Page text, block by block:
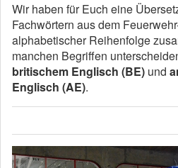
Wir haben für Euch eine
Fachwörtern aus dem
alphabetischer Reihenfolge
manchen Begriffen
britischem Englisch (BE) und
Englisch (AE).